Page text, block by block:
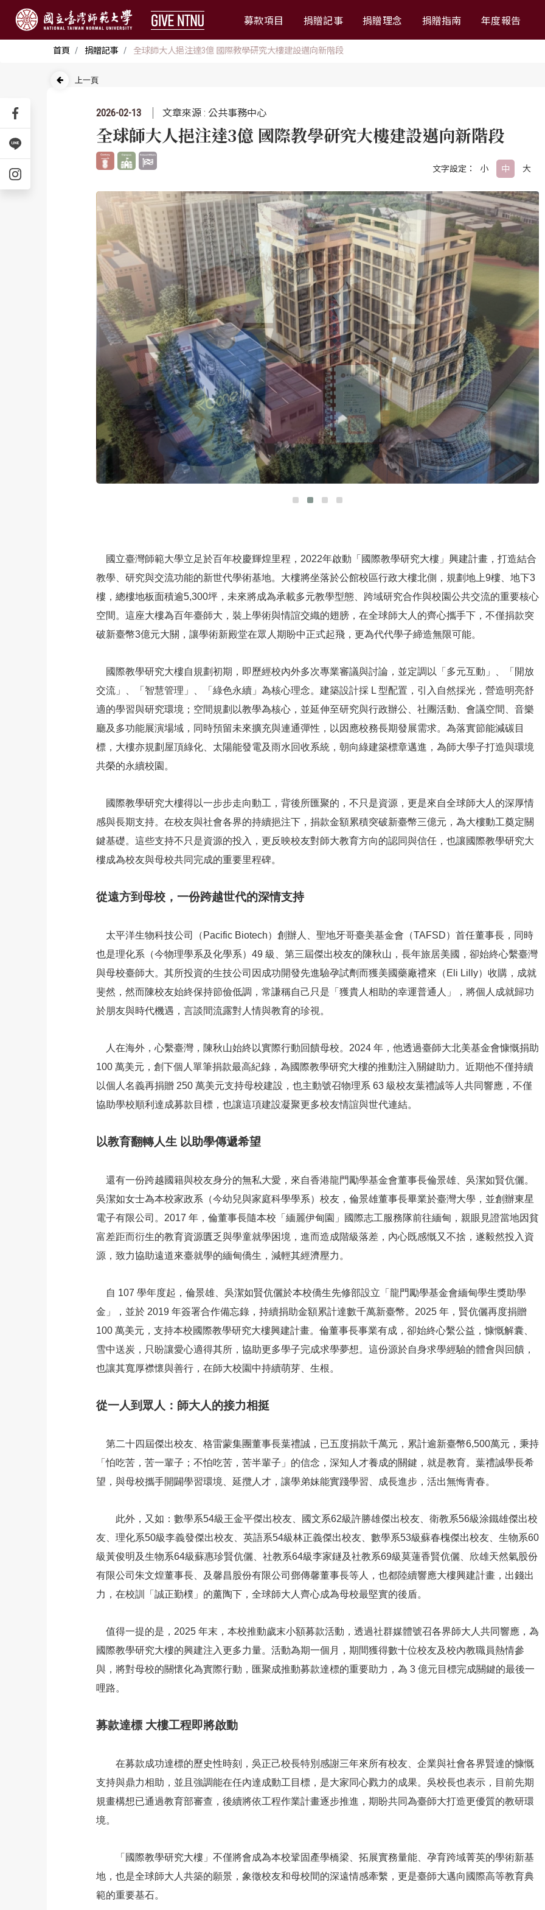
募款項目 捐贈記事 捐贈理念 捐贈指南 年度報告
首頁 捐贈記事 全球師大人挹注達3億 國際教學研究大樓建設邁向新階段
上一頁
2026-02-13 文章來源 : 公共事務中心
全球師大人挹注達3億 國際教學研究大樓建設邁向新階段
文字設定： 小 中 大
國立臺灣師範大學立足於百年校慶輝煌里程，2022年啟動「國際教學研究大樓」興建計畫，打造結合
教學、研究與交流功能的新世代學術基地。大樓將坐落於公館校區行政大樓北側，規劃地上9樓、地下3
樓，總樓地板面積逾5,300坪，未來將成為承載多元教學型態、跨域研究合作與校園公共交流的重要核心
空間。這座大樓為百年臺師大，裝上學術與情誼交織的翅膀，在全球師大人的齊心攜手下，不僅捐款突
破新臺幣3億元大關，讓學術新殿堂在眾人期盼中正式起飛，更為代代學子締造無限可能。
國際教學研究大樓自規劃初期，即歷經校內外多次專業審議與討論，並定調以「多元互動」、「開放
交流」、「智慧管理」、「綠色永續」為核心理念。建築設計採 L 型配置，引入自然採光，營造明亮舒
適的學習與研究環境；空間規劃以教學為核心，並延伸至研究與行政辦公、社團活動、會議空間、音樂
廳及多功能展演場域，同時預留未來擴充與連通彈性，以因應校務長期發展需求。為落實節能減碳目
標，大樓亦規劃屋頂綠化、太陽能發電及雨水回收系統，朝向綠建築標章邁進，為師大學子打造與環境
共榮的永續校園。
國際教學研究大樓得以一步步走向動工，背後所匯聚的，不只是資源，更是來自全球師大人的深厚情
感與長期支持。在校友與社會各界的持續挹注下，捐款金額累積突破新臺幣三億元，為大樓動工奠定關
鍵基礎。這些支持不只是資源的投入，更反映校友對師大教育方向的認同與信任，也讓國際教學研究大
樓成為校友與母校共同完成的重要里程碑。
從遠方到母校，一份跨越世代的深情支持
太平洋生物科技公司（Pacific Biotech）創辦人、聖地牙哥臺美基金會（TAFSD）首任董事長，同時
也是理化系（今物理學系及化學系）49 級、第三屆傑出校友的陳秋山，長年旅居美國，卻始終心繫臺灣
與母校臺師大。其所投資的生技公司因成功開發先進驗孕試劑而獲美國藥廠禮來（Eli Lilly）收購，成就
斐然，然而陳校友始終保持節儉低調，常謙稱自己只是「獲貴人相助的幸運普通人」，將個人成就歸功
於朋友與時代機遇，言談間流露對人情與教育的珍視。
人在海外，心繫臺灣，陳秋山始終以實際行動回饋母校。2024 年，他透過臺師大北美基金會慷慨捐助
100 萬美元，創下個人單筆捐款最高紀錄，為國際教學研究大樓的推動注入關鍵助力。近期他不僅持續
以個人名義再捐贈 250 萬美元支持母校建設，也主動號召物理系 63 級校友葉禮誠等人共同響應，不僅
協助學校順利達成募款目標，也讓這項建設凝聚更多校友情誼與世代連結。
以教育翻轉人生 以助學傳遞希望
還有一份跨越國籍與校友身分的無私大愛，來自香港龍門勵學基金會董事長倫景雄、吳潔如賢伉儷。
吳潔如女士為本校家政系（今幼兒與家庭科學學系）校友，倫景雄董事長畢業於臺灣大學，並創辦東星
電子有限公司。2017 年，倫董事長隨本校「緬麗伊甸園」國際志工服務隊前往緬甸，親眼見證當地因貧
富差距而衍生的教育資源匱乏與學童就學困境，進而造成階級落差，內心既感慨又不捨，遂毅然投入資
源，致力協助遠道來臺就學的緬甸僑生，減輕其經濟壓力。
自 107 學年度起，倫景雄、吳潔如賢伉儷於本校僑生先修部設立「龍門勵學基金會緬甸學生獎助學
金」，並於 2019 年簽署合作備忘錄，持續捐助金額累計達數千萬新臺幣。2025 年，賢伉儷再度捐贈
100 萬美元，支持本校國際教學研究大樓興建計畫。倫董事長事業有成，卻始終心繫公益，慷慨解囊、
雪中送炭，只盼讓愛心適得其所，協助更多學子完成求學夢想。這份源於自身求學經驗的體會與回饋，
也讓其寬厚襟懷與善行，在師大校園中持續萌芽、生根。
從一人到眾人：師大人的接力相挺
第二十四屆傑出校友、格雷蒙集團董事長葉禮誠，已五度捐款千萬元，累計逾新臺幣6,500萬元，秉持
「怕吃苦，苦一輩子；不怕吃苦，苦半輩子」的信念，深知人才養成的關鍵，就是教育。葉禮誠學長希
望，與母校攜手開闢學習環境、延攬人才，讓學弟妹能實踐學習、成長進步，活出無悔青春。
此外，又如：數學系54級王金平傑出校友、國文系62級許勝雄傑出校友、衛教系56級涂鐵雄傑出校
友、理化系50級李義發傑出校友、英語系54級林正義傑出校友、數學系53級蘇春槐傑出校友、生物系60
級黃俊明及生物系64級蘇惠珍賢伉儷、社教系64級李家鐩及社教系69級莫蓮香賢伉儷、欣雄天然氣股份
有限公司朱文煌董事長、及馨昌股份有限公司鄧傳馨董事長等人，也都陸續響應大樓興建計畫，出錢出
力，在校訓「誠正勤樸」的薰陶下，全球師大人齊心成為母校最堅實的後盾。
值得一提的是，2025 年末，本校推動歲末小額募款活動，透過社群媒體號召各界師大人共同響應，為
國際教學研究大樓的興建注入更多力量。活動為期一個月，期間獲得數十位校友及校內教職員熱情參
與，將對母校的關懷化為實際行動，匯聚成推動募款達標的重要助力，為 3 億元目標完成關鍵的最後一
哩路。
募款達標 大樓工程即將啟動
在募款成功達標的歷史性時刻，吳正己校長特別感謝三年來所有校友、企業與社會各界賢達的慷慨
支持與鼎力相助，並且強調能在任內達成動工目標，是大家同心戮力的成果。吳校長也表示，目前先期
規畫構想已通過教育部審查，後續將依工程作業計畫逐步推進，期盼共同為臺師大打造更優質的教研環
境。
「國際教學研究大樓」不僅將會成為本校鞏固產學橋梁、拓展實務量能、孕育跨域菁英的學術新基
地，也是全球師大人共築的願景，象徵校友和母校間的深遠情感牽繫，更是臺師大邁向國際高等教育典
範的重要基石。